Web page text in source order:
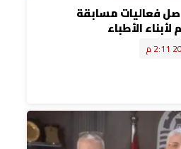
فعاليات مسابقة
الأطباء